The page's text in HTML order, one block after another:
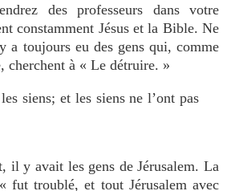
des professeurs dans votre
constamment Jésus et la Bible. Ne
a toujours eu des gens qui, comme
cherchent à « Le détruire. »
siens; et les siens ne l’ont pas
il y avait les gens de Jérusalem. La
fut troublé, et tout Jérusalem avec